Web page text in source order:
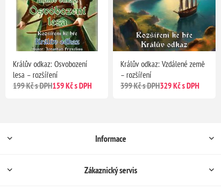
Králův odkaz: Osvobození
lesa – rozšíření
199 Kč s DPH159 Kč s DPH
Králův odkaz: Vzdálené země
– rozšíření
399 Kč s DPH329 Kč s DPH
Informace
Zákaznický servis